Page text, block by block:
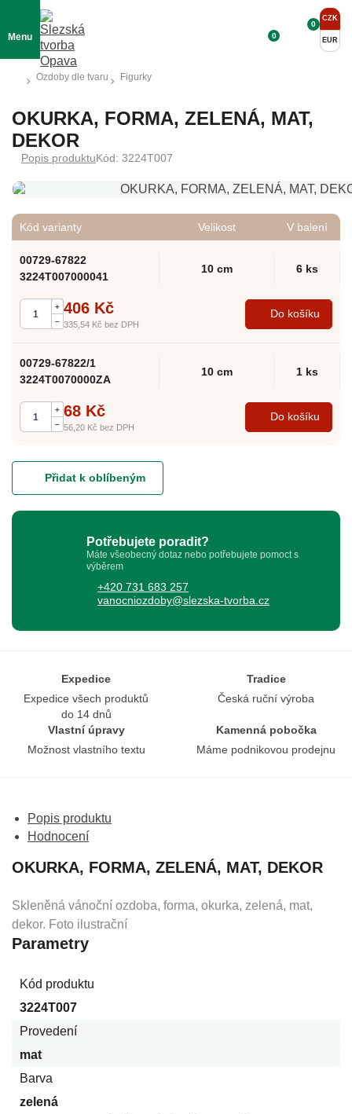
Menu 0
CZK
EUR
0
Ozdoby dle tvaru Figurky
OKURKA, FORMA, ZELENÁ, MAT,
DEKOR
Popis produktuKód: 3224T007
Kód varianty Velikost V balení
00729-67822
3224T007000041
10 cm 6 ks
+
–
406 Kč
335,54 Kč bez DPH
Do košíku
00729-67822/1
3224T0070000ZA
10 cm 1 ks
+
–
68 Kč
56,20 Kč bez DPH
Do košíku
Přidat k oblíbeným
Potřebujete poradit?
Máte všeobecný dotaz nebo potřebujete pomoct s
výběrem
+420 731 683 257
vanocniozdoby@slezska-tvorba.cz
Expedice
Expedice všech produktů
do 14 dnů
Tradice
Česká ruční výroba
Vlastní úpravy
Možnost vlastního textu
Kamenná pobočka
Máme podnikovou prodejnu
Popis produktu
Hodnocení
OKURKA, FORMA, ZELENÁ, MAT, DEKOR
Skleněná vánoční ozdoba, forma, okurka, zelená, mat,
dekor. Foto ilustrační
Parametry
Kód produktu
3224T007
Provedení
mat
Barva
zelená